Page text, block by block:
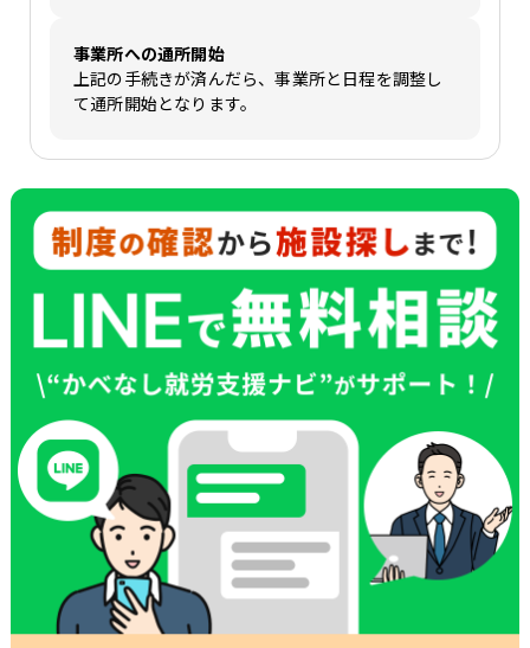
事業所への通所開始
上記の手続きが済んだら、事業所と日程を調整し
て通所開始となります。